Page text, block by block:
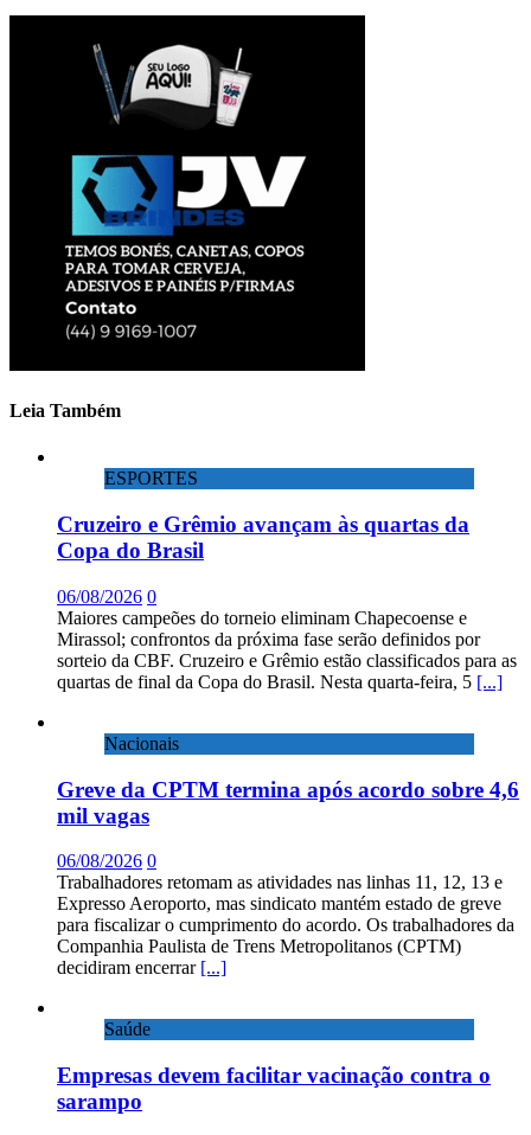
Leia Também
ESPORTES
Cruzeiro e Grêmio avançam às quartas da
Copa do Brasil
06/08/2026 0
Maiores campeões do torneio eliminam Chapecoense e
Mirassol; confrontos da próxima fase serão definidos por
sorteio da CBF. Cruzeiro e Grêmio estão classificados para as
quartas de final da Copa do Brasil. Nesta quarta-feira, 5 [...]
Nacionais
Greve da CPTM termina após acordo sobre 4,6
mil vagas
06/08/2026 0
Trabalhadores retomam as atividades nas linhas 11, 12, 13 e
Expresso Aeroporto, mas sindicato mantém estado de greve
para fiscalizar o cumprimento do acordo. Os trabalhadores da
Companhia Paulista de Trens Metropolitanos (CPTM)
decidiram encerrar [...]
Saúde
Empresas devem facilitar vacinação contra o
sarampo